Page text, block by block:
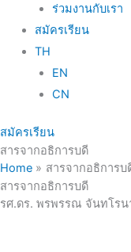
ร่วมงานกับเรา
สมัครเรียน
TH
EN
CN
สมัครเรียน
สารจากอธิการบดี
Home
สารจากอธิการบ
สารจากอธิการบดี
รศ.ดร. พรพรรณ จันทโร